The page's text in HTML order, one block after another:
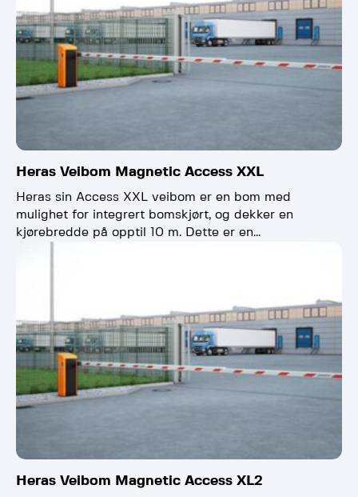
Heras Veibom Magnetic Access XXL
Heras sin Access XXL veibom er en bom med
mulighet for integrert bomskjørt, og dekker en
kjørebredde på opptil 10 m. Dette er en…
Heras Veibom Magnetic Access XL2